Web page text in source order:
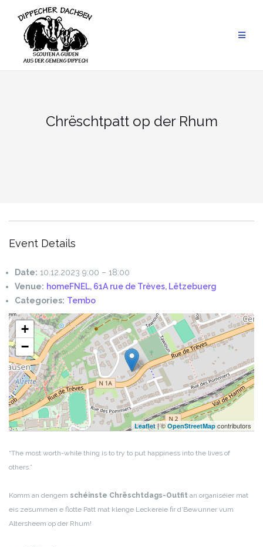
content
Chrëschtpatt op der Rhum
Event Details
Date: 10.12.2023 9:00 – 18:00
Venue: homeFNEL, 61A rue de Trèves, Lëtzebuerg
Categories: Tembo
+
−
Leaflet| ©OpenStreetMapcontributors
“The most worth-while thing is to try to put happiness into the lives of
others.”
Komm an dengem schéinste Chrëschtdags-Outfit an organiséier mat
eis zesummen e flotte Patt mat klenge Leckereie fir d’Bewunner vum
Altersheem op der Rhum!